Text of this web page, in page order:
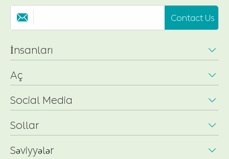
 Contact Us
İnsanları 
Aç 
Social Media 
Sollar 
Səviyyələr 